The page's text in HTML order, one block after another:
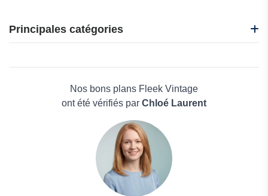
i-Run
Idakoos
Nasty Gal
Principales catégories
Maison & JardinNos bons plans Fleek Vintage
ont été vérifiés par Chloé Laurent